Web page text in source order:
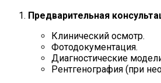
Предварительная
Клинический осмотр.
Фотодокументация.
Диагностические
Рентгенография (при